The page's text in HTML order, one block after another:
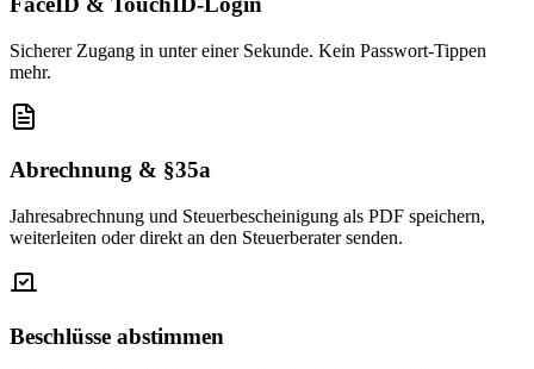
Sicherer Zugang in unter einer Sekunde. Kein Passwort-Tippen
mehr.
Abrechnung & §35a
Jahresabrechnung und Steuerbescheinigung als PDF speichern,
weiterleiten oder direkt an den Steuerberater senden.
Beschlüsse abstimmen